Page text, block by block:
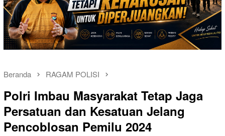
Beranda RAGAM POLISI
Polri Imbau Masyarakat Tetap Jaga
Persatuan dan Kesatuan Jelang
Pencoblosan Pemilu 2024